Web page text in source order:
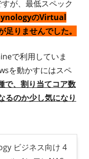
が、最低スペック
のVirtual
りませんでした。
で利用していま
を動かすにはスペ
で、割り当てコア数
るのか少し気になり
ビジネス向け 4